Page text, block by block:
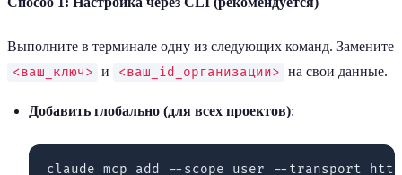
Выполните в терминале одну из следующих команд. Замените
<ваш_ключ> и <ваш_id_организации> на свои данные.
Добавить глобально (для всех проектов):